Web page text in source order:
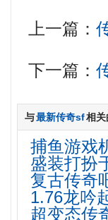
上一篇：
下一篇：
与最新传奇sf相关
捕鱼游戏
盛装打
复古传奇
1.76龙吟
超变态传